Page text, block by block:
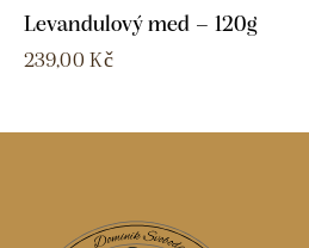
Levandulový med – 120g
239,00 Kč